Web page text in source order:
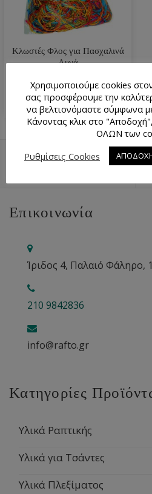
Κλωστές Φλος για Πασχαλινά
Αυγά
2.70€
ΧΆΡΤΗΣ
Επικοινωνία
Ίριδος 4, Παλαιό Φάληρο,
210 9842836
info@rafto.gr
Κατηγορίες
Υλικά Ραπτικής
Υλικά για Τσάντες
Υλικά Πλεξίματος
Χρησιμοποιούμε cookies
σας προσφέρουμε την
να βελτιονόμαστε σύμφωνα
Κάνοντας κλικ στο
ΟΛΩΝ των
Ρυθμίσεις Cookies